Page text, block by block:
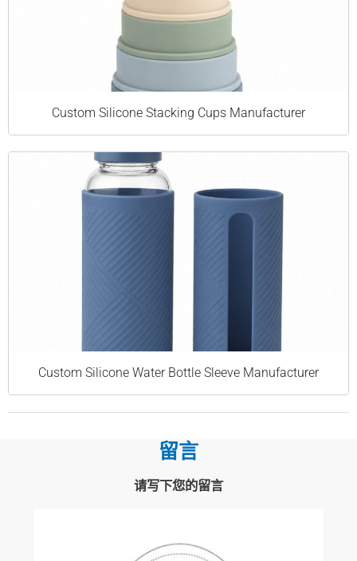
Custom Silicone Stacking Cups Manufacturer
Custom Silicone Water Bottle Sleeve Manufacturer
留言
请写下您的留言